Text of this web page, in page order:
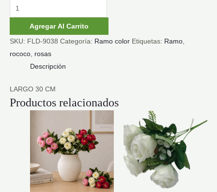
RAMO
ROSAS
ROCOCO
cantidad
Agregar Al Carrito
SKU: FLD-9038 Categoría: Ramo color Etiquetas: Ramo,
rococo, rosas
Descripción
LARGO 30 CM
Productos relacionados